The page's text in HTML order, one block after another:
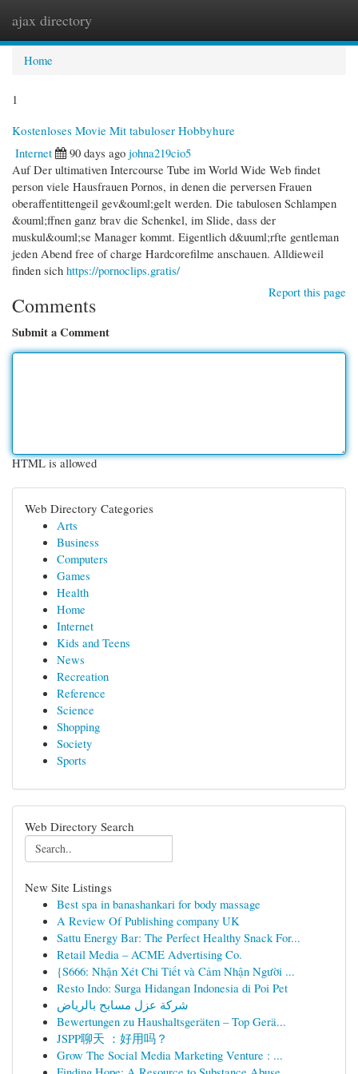
ajax directory
Home
1
Kostenloses Movie Mit tabuloser Hobbyhure
Internet
90 days ago johna219cio5
Auf Der ultimativen Intercourse Tube im World Wide Web findet
person viele Hausfrauen Pornos, in denen die perversen Frauen
oberaffentittengeil gev&ouml;gelt werden. Die tabulosen Schlampen
&ouml;ffnen ganz brav die Schenkel, im Slide, dass der
muskul&ouml;se Manager kommt. Eigentlich d&uuml;rfte gentleman
jeden Abend free of charge Hardcorefilme anschauen. Alldieweil
finden sich https://pornoclips.gratis/
Report this page
Comments
Submit a Comment
HTML is allowed
Web Directory Categories
Arts
Business
Computers
Games
Health
Home
Internet
Kids and Teens
News
Recreation
Reference
Science
Shopping
Society
Sports
Web Directory Search
New Site Listings
Best spa in banashankari for body massage
A Review Of Publishing company UK
Sattu Energy Bar: The Perfect Healthy Snack For...
Retail Media – ACME Advertising Co.
{S666: Nhận Xét Chi Tiết và Cảm Nhận Người ...
Resto Indo: Surga Hidangan Indonesia di Poi Pet
شركة عزل مسابح بالرياض
Bewertungen zu Haushaltsgeräten – Top Gerä...
JSPP聊天 ：好用吗？
Grow The Social Media Marketing Venture : ...